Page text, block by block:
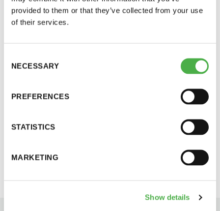
provided to them or that they’ve collected from your use
of their services.
Selection
NECESSARY
PREFERENCES
STATISTICS
MARKETING
Show details
-Kuukauden ensimmäinen lauantai on on
johtokunta päättää, pidetäänkö perhesaunapäiviä
mahdollisesti vielä joskus tulevaisuudessa.
Palautteen voit antaa Saunatalon kassalla olevaan
toiminnajohtajalle (s-posti: tj(a)sauna.vanhat.fi,